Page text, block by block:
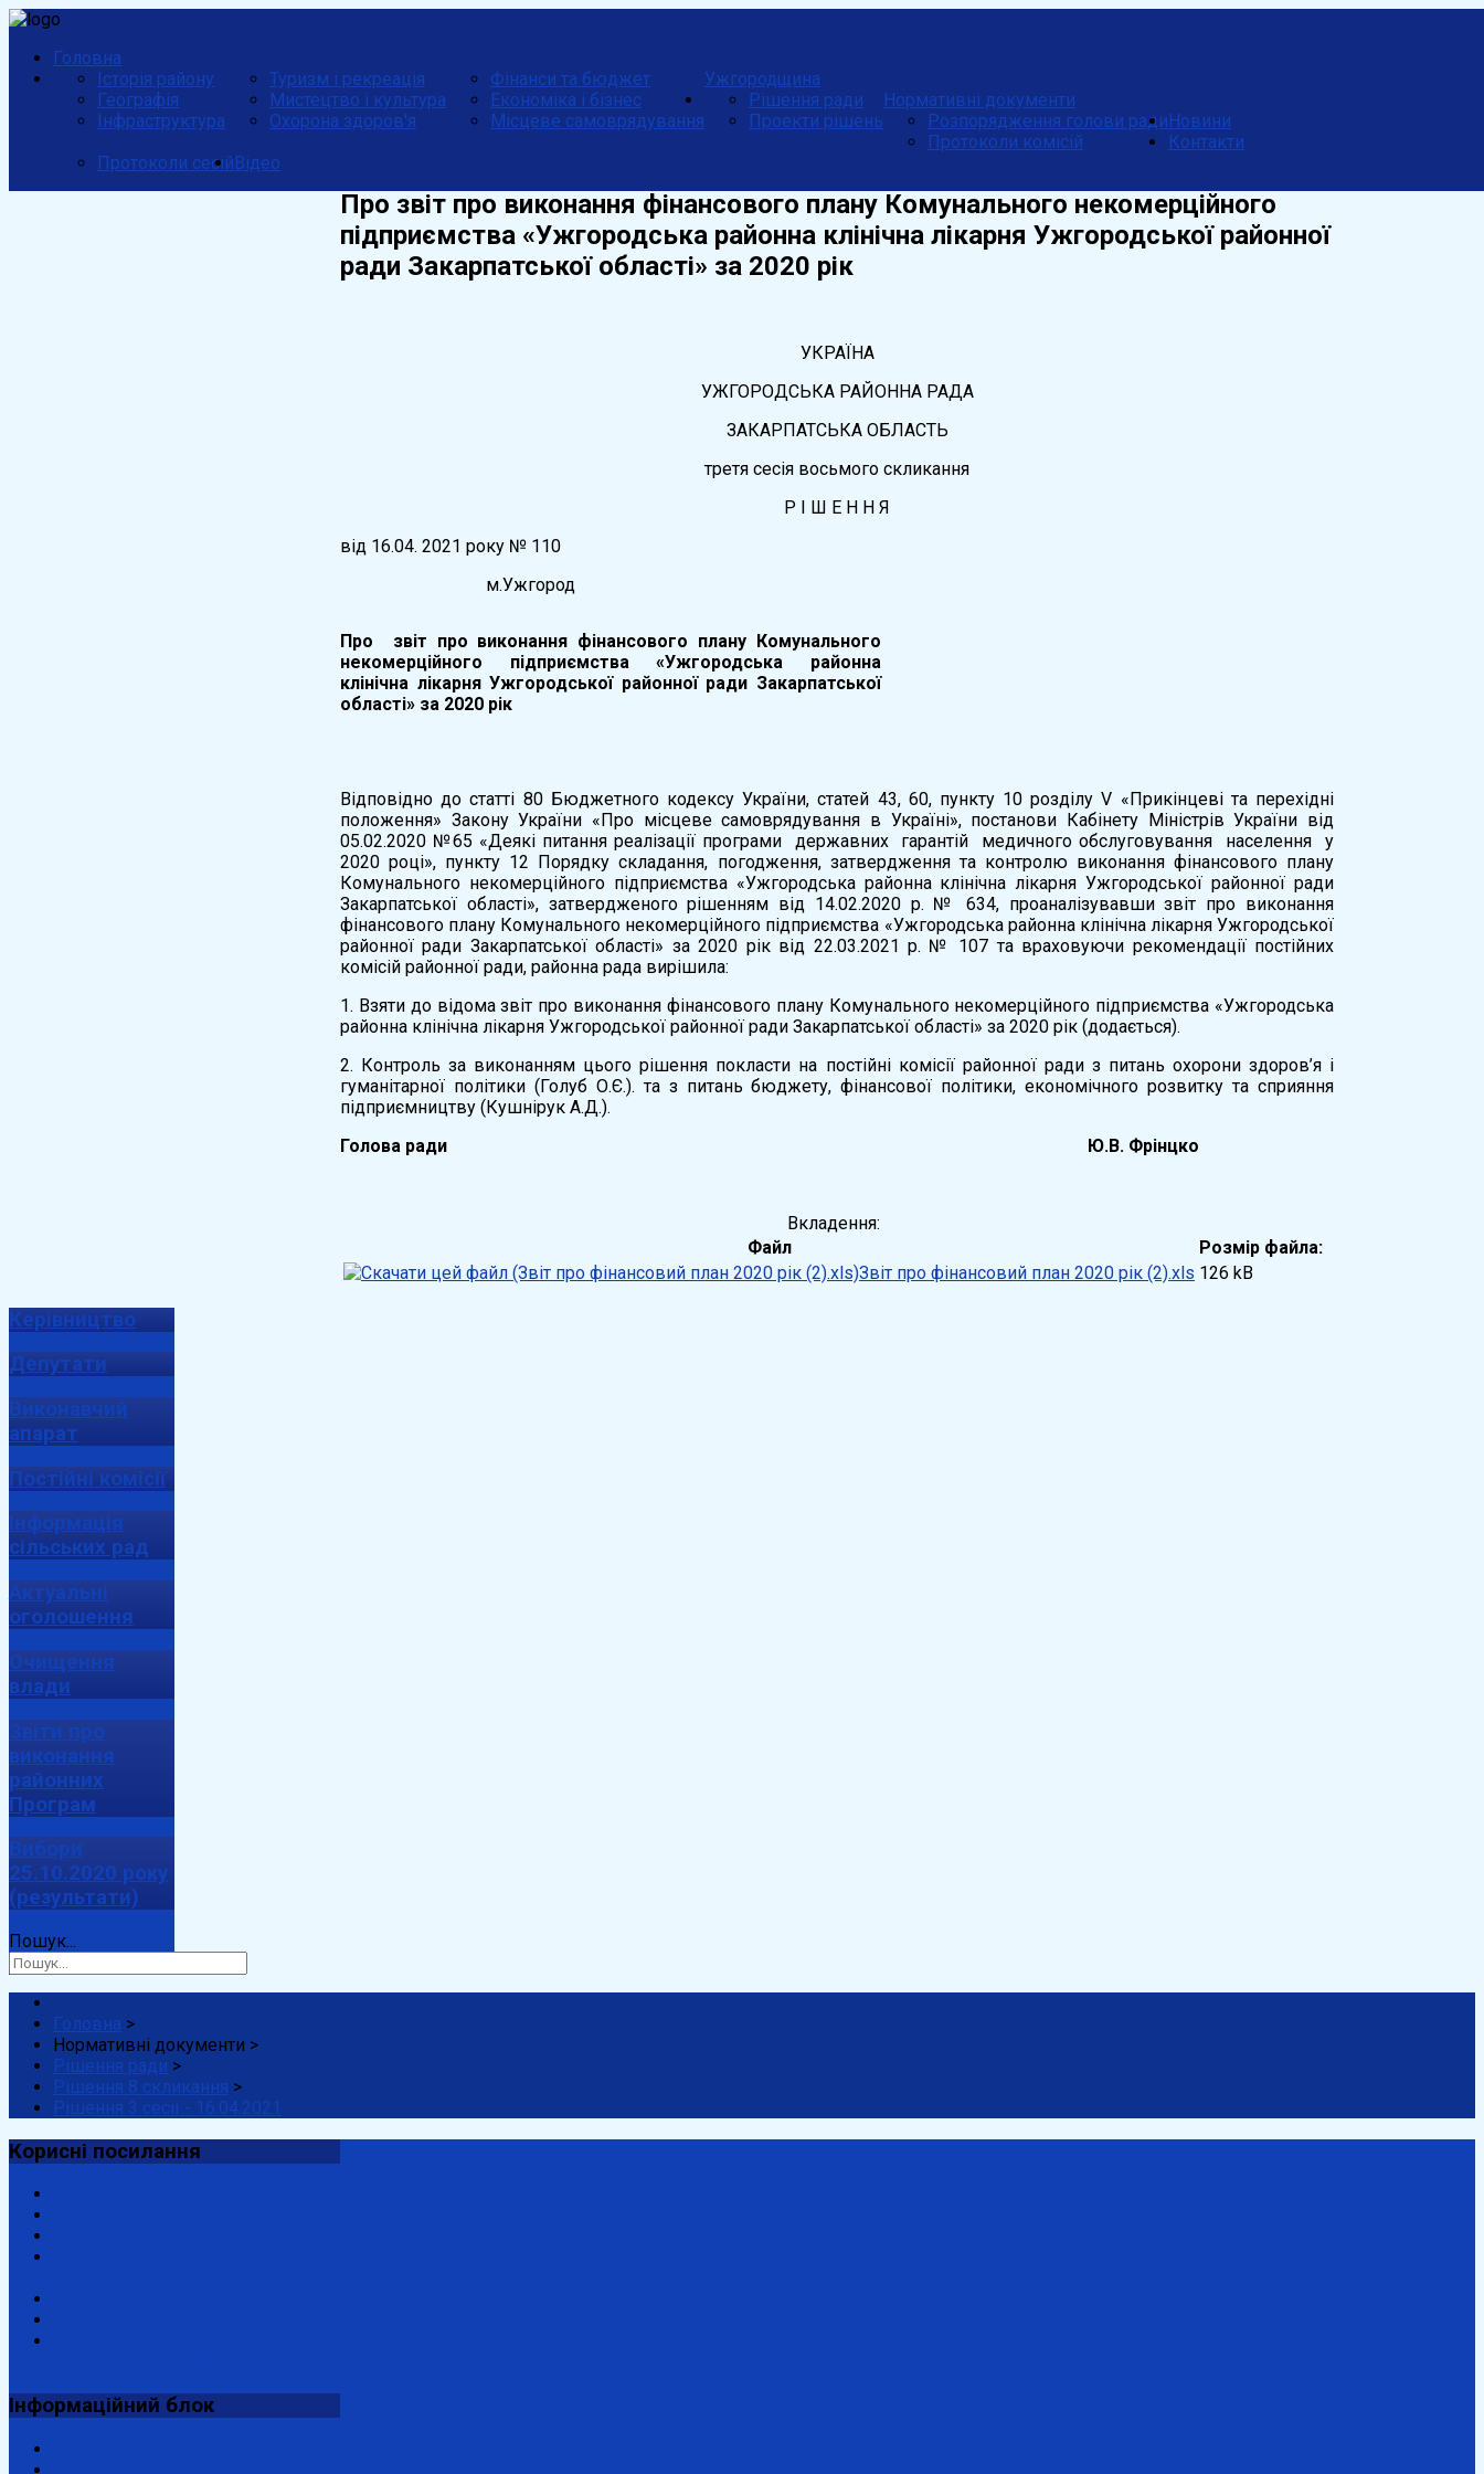
Головна
Ужгородщина
Історія району
Географія
Інфраструктура
Туризм і рекреація
Мистецтво і культура
Охорона здоров'я
Фінанси та бюджет
Економіка і бізнес
Місцеве самоврядування
Нормативні документи
Рішення ради
Проекти рішень
Розпорядження голови ради
Протоколи комісій
Протоколи сесій
Новини
Контакти
Відео
Про звіт про виконання фінансового плану Комунального некомерційного
підприємства «Ужгородська районна клінічна лікарня Ужгородської районної
ради Закарпатської області» за 2020 рік
УКРАЇНА
УЖГОРОДСЬКА РАЙОННА РАДА
ЗАКАРПАТСЬКА ОБЛАСТЬ
третя сесія восьмого скликання
Р І Ш Е Н Н Я
вiд 16.04. 2021 року № 110
м.Ужгород
Про звіт про виконання фінансового плану Комунального
некомерційного підприємства «Ужгородська районна
клінічна лікарня Ужгородської районної ради Закарпатської
області» за 2020 рік
Відповідно до статті 80 Бюджетного кодексу України, статей 43, 60, пункту 10 розділу V «Прикінцеві та перехідні
положення» Закону України «Про місцеве самоврядування в Україні», постанови Кабінету Міністрів України від
05.02.2020 №65 «Деякі питання реалізації програми державних гарантій медичного обслуговування населення у
2020 році», пункту 12 Порядку складання, погодження, затвердження та контролю виконання фінансового плану
Комунального некомерційного підприємства «Ужгородська районна клінічна лікарня Ужгородської районної ради
Закарпатської області», затвердженого рішенням від 14.02.2020 р. № 634, проаналізувавши звіт про виконання
фінансового плану Комунального некомерційного підприємства «Ужгородська районна клінічна лікарня Ужгородської
районної ради Закарпатської області» за 2020 рік від 22.03.2021 р. № 107 та враховуючи рекомендації постійних
комісій районної ради, районна рада вирішила:
1. Взяти до відома звіт про виконання фінансового плану Комунального некомерційного підприємства «Ужгородська
районна клінічна лікарня Ужгородської районної ради Закарпатської області» за 2020 рік (додається).
2. Контроль за виконанням цього рішення покласти на постійні комісії районної ради з питань охорони здоров’я і
гуманітарної політики (Голуб О.Є.). та з питань бюджету, фінансової політики, економічного розвитку та сприяння
підприємництву (Кушнірук А.Д.).
Голова ради Ю.В. Фрінцко
Вкладення:
Файл
Розмір файла:
Звіт про фінансовий план 2020 рік (2).xls 126 kB
Керівництво
Депутати
Виконавчий
апарат
Постійні комісії
Інформація
сільських рад
Актуальні
оголошення
Очищення
влади
Звіти про
виконання
районних
Програм
Вибори
25.10.2020 року
(результати)
Пошук...
Головна >
Нормативні документи >
Рішення ради >
Рішення 8 скликання >
Рішення 3 сесії - 16.04.2021
Корисні посилання
Інформаційний блок